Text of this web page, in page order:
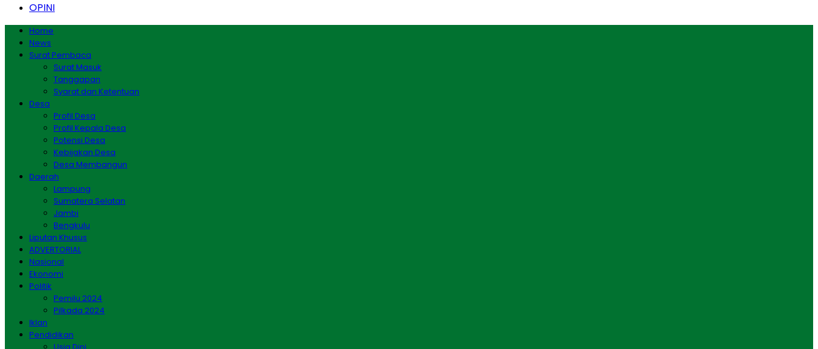
OPINI
Home
News
Surat Pembaca
Surat Masuk
Tanggapan
Syarat dan Ketentuan
Desa
Profil Desa
Profil Kepala Desa
Potensi Desa
Kebijakan Desa
Desa Membangun
Daerah
Lampung
Sumatera Selatan
Jambi
Bengkulu
Liputan Khusus
ADVERTORIAL
Nasional
Ekonomi
Politik
Pemilu 2024
Pilkada 2024
Iklan
Pendidikan